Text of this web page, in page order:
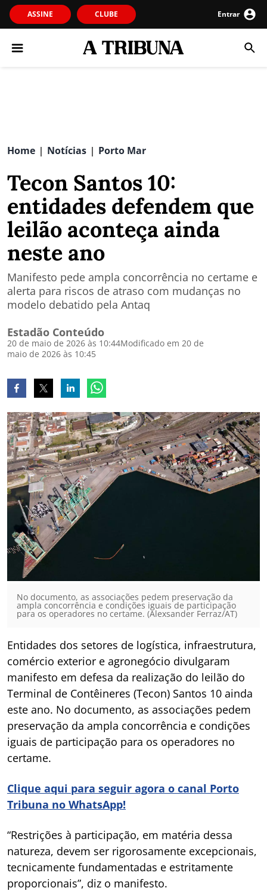
ASSINE CLUBE Entrar
Home | Notícias | Porto Mar
Tecon Santos 10:
entidades defendem que
leilão aconteça ainda
neste ano
Manifesto pede ampla concorrência no certame e
alerta para riscos de atraso com mudanças no
modelo debatido pela Antaq
Estadão Conteúdo
20 de maio de 2026 às 10:44Modificado em 20 de
maio de 2026 às 10:45
No documento, as associações pedem preservação da
ampla concorrência e condições iguais de participação
para os operadores no certame. (Alexsander Ferraz/AT)
Entidades dos setores de logística, infraestrutura,
comércio exterior e agronegócio divulgaram
manifesto em defesa da realização do leilão do
Terminal de Contêineres (Tecon) Santos 10 ainda
este ano. No documento, as associações pedem
preservação da ampla concorrência e condições
iguais de participação para os operadores no
certame.
Clique aqui para seguir agora o canal Porto
Tribuna no WhatsApp!
“Restrições à participação, em matéria dessa
natureza, devem ser rigorosamente excepcionais,
tecnicamente fundamentadas e estritamente
proporcionais”, diz o manifesto.